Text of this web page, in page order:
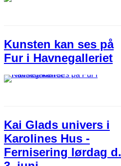
Kunsten kan ses på
Fur i Havnegalleriet
Kai Glads univers i
Karolines Hus -
Fernisering lørdag d.